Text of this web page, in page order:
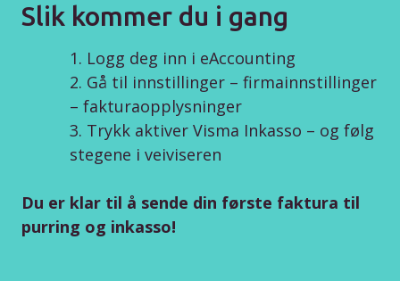
Slik kommer du i gang
Logg deg inn i eAccounting
Gå til innstillinger – firmainnstillinger
– fakturaopplysninger
Trykk aktiver Visma Inkasso – og følg
stegene i veiviseren
Du er klar til å sende din første faktura til
purring og inkasso!